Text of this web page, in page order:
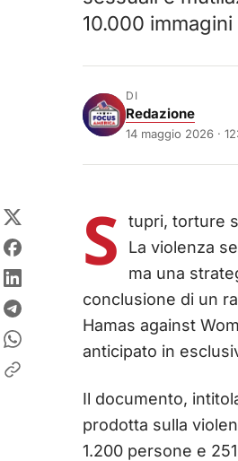
10.000
DI
Redazione
14 maggio 2026 ·
S
tupri, torture
La violenza
ma una
conclusione di un
Hamas against
anticipato in
Il documento,
prodotta sulla
1.200 persone e